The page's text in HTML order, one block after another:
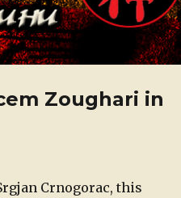
Zoughari in
Crnogorac, this